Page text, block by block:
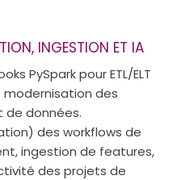
INGESTION ET IA
PySpark pour ETL/ELT
des
données.
des workflows de
ingestion de features,
des projets de